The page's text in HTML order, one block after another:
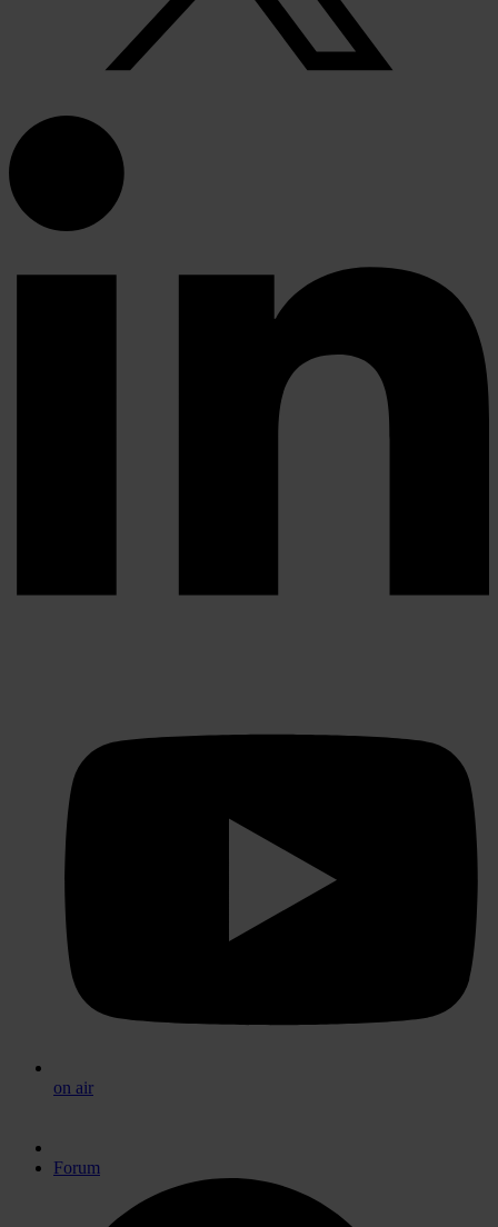
on air
Forum